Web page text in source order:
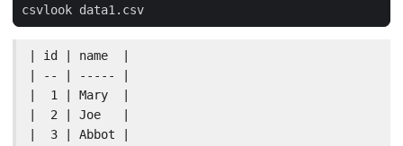
| id | name  |
| -- | ----- |
|  1 | Mary  |
|  2 | Joe   |
|  3 | Abbot |